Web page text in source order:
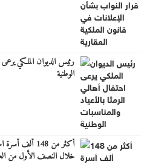
رئيس الديوان الملكي يرعى
الوطنية
أكثر من 148
خلال النصف الأول من